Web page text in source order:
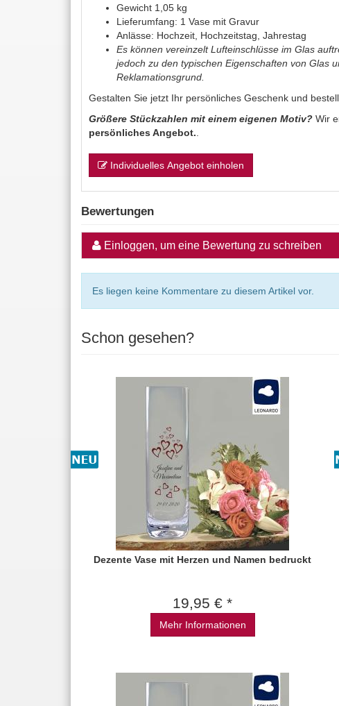
Gewicht 1,05 kg
Lieferumfang: 1 Vase mit Gravur
Anlässe: Hochzeit, Hochzeitstag, Jahrestag
Es können vereinzelt Lufteinschlüsse im Glas
jedoch zu den typischen Eigenschaften von Glas
Reklamationsgrund.
Gestalten Sie jetzt Ihr persönliches Geschenk und
Größere Stückzahlen mit einem eigenen Motiv? Wir
persönliches Angebot.
Individuelles Angebot einholen
Bewertungen
Einloggen, um eine Bewertung zu schreiben
Es liegen keine Kommentare zu diesem Artikel vor.
Schon gesehen?
Dezente Vase mit Herzen und Namen bedruckt
19,95 € *
Mehr Informationen